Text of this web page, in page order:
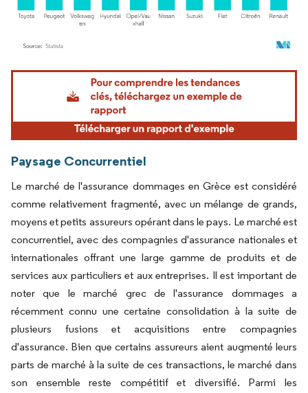
Image © Mordor Intelligence. La réutilisation nécessite une attribution sous CC BY
Paysage Concurrentiel
Le marché de l'assurance dommages en Grèce est considéré
comme relativement fragmenté, avec un mélange de grands,
moyens et petits assureurs opérant dans le pays. Le marché est
concurrentiel, avec des compagnies d'assurance nationales et
internationales offrant une large gamme de produits et de
services aux particuliers et aux entreprises. Il est important de
noter que le marché grec de l'assurance dommages a
récemment connu une certaine consolidation à la suite de
plusieurs fusions et acquisitions entre compagnies
d'assurance. Bien que certains assureurs aient augmenté leurs
parts de marché à la suite de ces transactions, le marché dans
son ensemble reste compétitif et diversifié. Parmi les